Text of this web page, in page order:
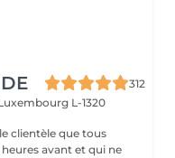
312
L-1320
clientèle que tous
avant et qui ne